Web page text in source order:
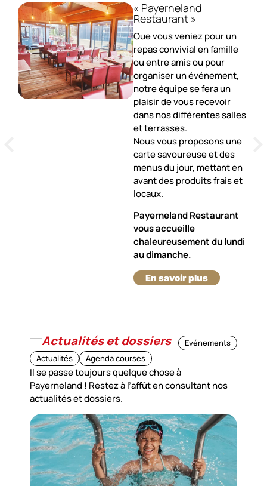
« Payerneland
Restaurant »
Que vous veniez pour un
repas convivial en famille
ou entre amis ou pour
organiser un événement,
notre équipe se fera un
plaisir de vous recevoir
dans nos différentes salles
et terrasses.
Nous vous proposons une
carte savoureuse et des
menus du jour, mettant en
avant des produits frais et
locaux.
Payerneland Restaurant
vous accueille
chaleureusement du lundi
au dimanche.
En savoir plus
Actualités et dossiers
Evénements
Actualités
Agenda courses
Il se passe toujours quelque chose à
Payerneland ! Restez à l’affût en consultant nos
actualités et dossiers.